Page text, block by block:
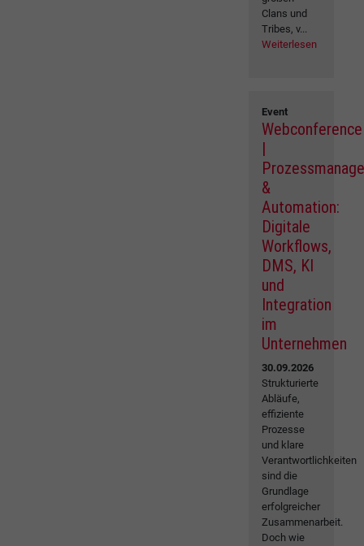
Clans und
Tribes, v...
Weiterlesen
Event
Webconference
|
&
Automation:
Digitale
Workflows,
DMS, KI
und
Integration
im
Unternehmen
30.09.2026
Strukturierte
Abläufe,
effiziente
Prozesse
und klare
Verantwortlichkeiten
sind die
Grundlage
erfolgreicher
Zusammenarbeit.
Doch wie